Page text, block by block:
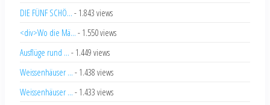
DIE FÜNF SCHÖ... - 1.843 views
<div>Wo die Mä... - 1.550 views
Ausflüge rund ... - 1.449 views
Weissenhäuser ... - 1.438 views
Weissenhäuser ... - 1.433 views